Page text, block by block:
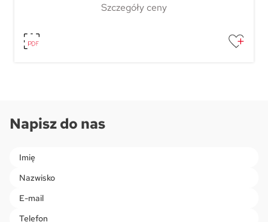
Szczegóły ceny
Napisz do nas
Please leave this field empty.